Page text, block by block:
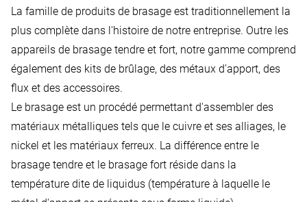
La famille de produits de brasage est traditionnellement la
plus complète dans l'histoire de notre entreprise. Outre les
appareils de brasage tendre et fort, notre gamme comprend
également des kits de brûlage, des métaux d'apport, des
flux et des accessoires.
Le brasage est un procédé permettant d'assembler des
matériaux métalliques tels que le cuivre et ses alliages, le
nickel et les matériaux ferreux. La différence entre le
brasage tendre et le brasage fort réside dans la
température dite de liquidus (température à laquelle le